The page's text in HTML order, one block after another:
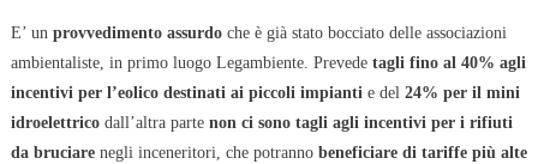
E’ unprovvedimento assurdoche è già stato bocciato delle associazioni
ambientaliste, in primo luogo Legambiente. Prevedetagli fino al 40% agli
incentivi per l’eolico destinati ai piccoli impiantie del 24% per il mini
idroelettrico dall’altra parte non ci sono tagli agli incentivi per i rifiuti
da bruciarenegli inceneritori, che potranno beneficiare di tariffe più alte